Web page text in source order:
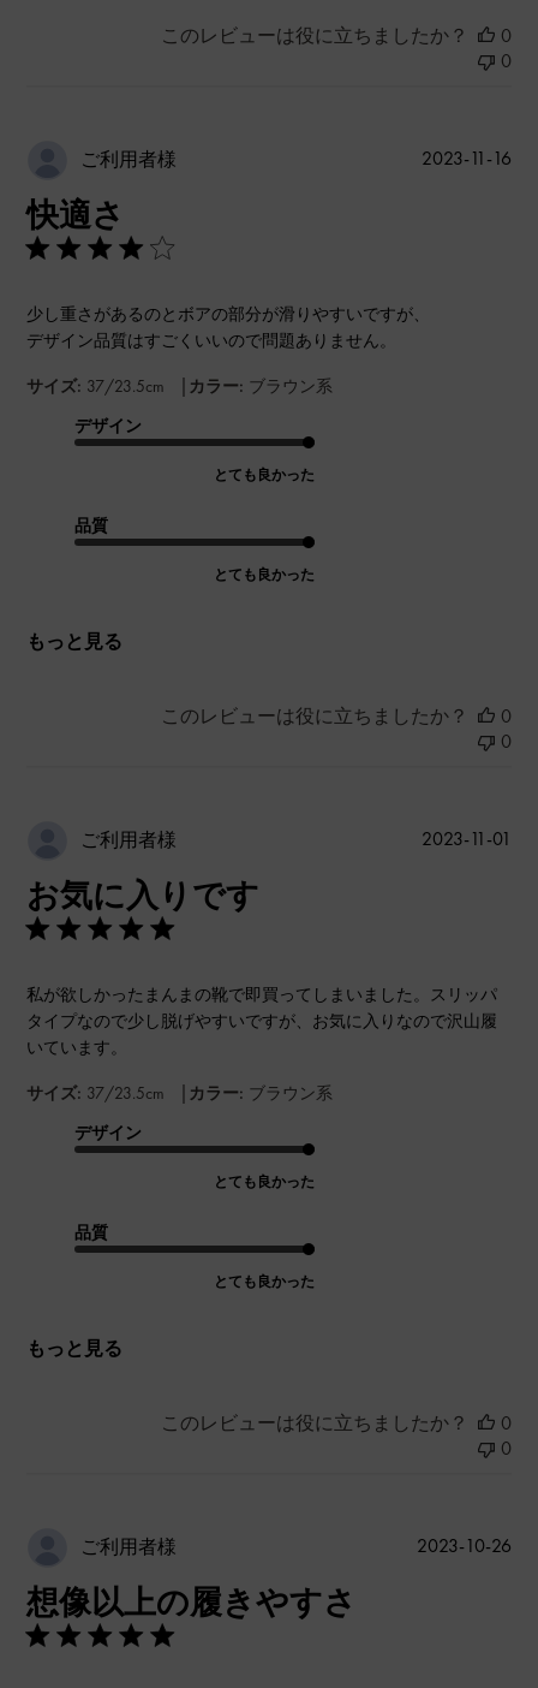
このレビューは役に立ちましたか？
0
0
ご利用者様
快適さ
少し重さがあるのとボアの部分が滑りやすいですが、
デザイン品質はすごくいいので問題ありません。
サイズ: 37/23.5cm | カラー: ブラウン系
デザイン
とても良かった
品質
とても良かった
もっと見る
公
2023-11-16
このレビューは役に立ちましたか？
0
0
ご利用者様
お気に入りです
私が欲しかったまんまの靴で即買ってしまいました。スリッパ
タイプなので少し脱げやすいですが、お気に入りなので沢山履
いています。
サイズ: 37/23.5cm | カラー: ブラウン系
デザイン
とても良かった
品質
とても良かった
もっと見る
2023-11-01
このレビューは役に立ちましたか？
0
0
ご利用者様
想像以上の履きやすさ
公
2023-10-26